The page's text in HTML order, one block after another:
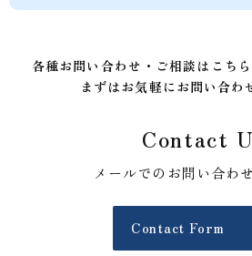
各種お問い合わせ・ご相談はこちら
まずはお気軽にお問い合わ
Contact
メールでのお問い合わ
Contact Form